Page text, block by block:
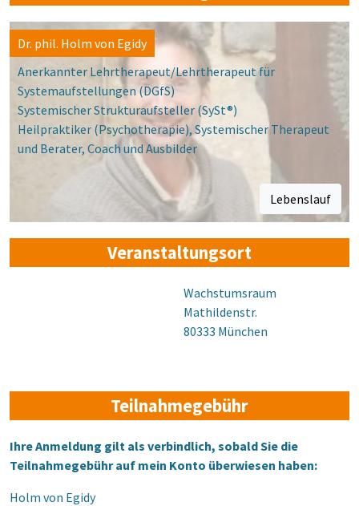
Dr. phil. Holm von Egidy
Anerkannter Lehrtherapeut/Lehrtherapeut für
Systemaufstellungen (DGfS)
Systemischer Strukturaufsteller (SySt®)
Heilpraktiker (Psychotherapie), Systemischer Therapeut
und Berater, Coach und Ausbilder
Lebenslauf
Veranstaltungsort
Wachstumsraum
Mathildenstr.
80333 München
Teilnahmegebühr
Ihre Anmeldung gilt als verbindlich, sobald Sie die
Teilnahmegebühr auf mein Konto überwiesen haben:
Holm von Egidy